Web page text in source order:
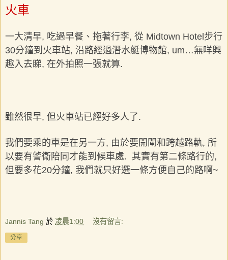
火車
一大清早, 吃過早餐、拖著行李, 從 Midtown Hotel步行
30分鐘到火車站, 沿路經過潛水艇博物館, um…無咩興
趣入去睇, 在外拍照一張就算.
雖然很早, 但火車站已經好多人了.
我們要乘的車是在另一方, 由於要開閘和跨越路軌, 所
以要有警衞陪同才能到候車處. 其實有第二條路行的,
但要多花20分鐘, 我們就只好選一條方便自己的路啊~
Jannis Tang 於 凌晨1:00 沒有留言:
分享